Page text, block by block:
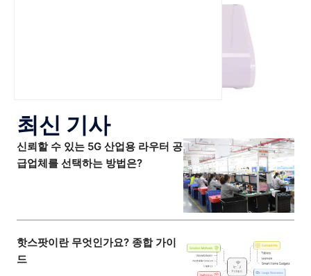
최신 기사
신뢰할 수 있는 5G 산업용 라우터 공
급업체를 선택하는 방법은?
핫스팟이란 무엇인가요? 종합 가이
드